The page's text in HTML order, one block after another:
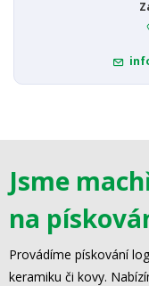
Jsme
na
Provádíme pískování
keramiku či kovy.